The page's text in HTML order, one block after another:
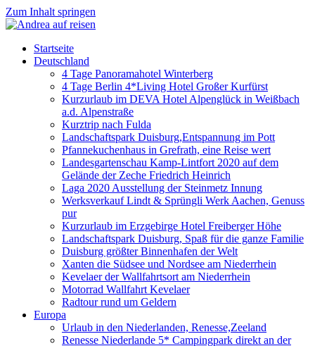
Zum Inhalt springen
Startseite
Deutschland
4 Tage Panoramahotel Winterberg
4 Tage Berlin 4*Living Hotel Großer Kurfürst
Kurzurlaub im DEVA Hotel Alpenglück in Weißbach
a.d. Alpenstraße
Kurztrip nach Fulda
Landschaftspark Duisburg,Entspannung im Pott
Pfannekuchenhaus in Grefrath, eine Reise wert
Landesgartenschau Kamp-Lintfort 2020 auf dem
Gelände der Zeche Friedrich Heinrich
Laga 2020 Ausstellung der Steinmetz Innung
Werksverkauf Lindt & Sprüngli Werk Aachen, Genuss
pur
Kurzurlaub im Erzgebirge Hotel Freiberger Höhe
Landschaftspark Duisburg, Spaß für die ganze Familie
Duisburg größter Binnenhafen der Welt
Xanten die Südsee und Nordsee am Niederrhein
Kevelaer der Wallfahrtsort am Niederrhein
Motorrad Wallfahrt Kevelaer
Radtour rund um Geldern
Europa
Urlaub in den Niederlanden, Renesse,Zeeland
Renesse Niederlande 5* Campingpark direkt an der